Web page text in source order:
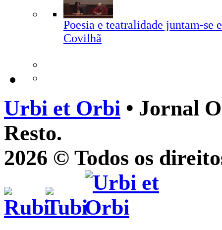
Poesia e teatralidade juntam-se
Covilhã
Urbi et Orbi • Jornal
Resto.
2026 © Todos os